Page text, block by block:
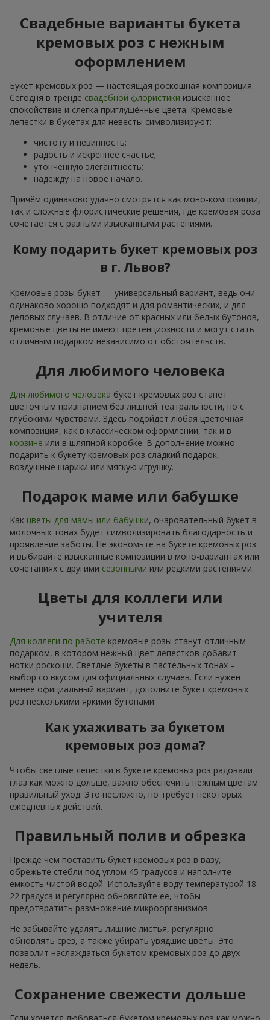
Свадебные варианты букета
кремовых роз с нежным
оформлением
Букет кремовых роз — настоящая роскошная композиция.
Сегодня в тренде свадебной флористики изысканное
спокойствие и слегка приглушённые цвета. Кремовые
лепестки в букетах для невесты символизируют:
чистоту и невинность;
радость и искреннее счастье;
утончённую элегантность;
надежду на новое начало.
Причём одинаково удачно смотрятся как моно-композиции,
так и сложные флористические решения, где кремовая роза
сочетается с разными изысканными растениями.
Кому подарить букет кремовых роз
в г. Львов?
Кремовые розы букет — универсальный вариант, ведь они
одинаково хорошо подходят и для романтических, и для
деловых случаев. В отличие от красных или белых бутонов,
кремовые цветы не имеют претенциозности и могут стать
отличным подарком независимо от обстоятельств.
Для любимого человека
Для любимого человека букет кремовых роз станет
цветочным признанием без лишней театральности, но с
глубокими чувствами. Здесь подойдёт любая цветочная
композиция, как в классическом оформлении, так и в
корзине или в шляпной коробке. В дополнение можно
подарить к букету кремовых роз сладкий подарок,
воздушные шарики или мягкую игрушку.
Подарок маме или бабушке
Как цветы для мамы или бабушки, очаровательный букет в
молочных тонах будет символизировать благодарность и
проявление заботы. Не экономьте на букете кремовых роз
и выбирайте изысканные композиции в моно-вариантах или
сочетаниях с другими сезонными или редкими растениями.
Цветы для коллеги или
учителя
Для коллеги по работе кремовые розы станут отличным
подарком, в котором нежный цвет лепестков добавит
нотки роскоши. Светлые букеты в пастельных тонах –
выбор со вкусом для официальных случаев. Если нужен
менее официальный вариант, дополните букет кремовых
роз несколькими яркими бутонами.
Как ухаживать за букетом
кремовых роз дома?
Чтобы светлые лепестки в букете кремовых роз радовали
глаз как можно дольше, важно обеспечить нежным цветам
правильный уход. Это несложно, но требует некоторых
ежедневных действий.
Правильный полив и обрезка
Прежде чем поставить букет кремовых роз в вазу,
обрежьте стебли под углом 45 градусов и наполните
ёмкость чистой водой. Используйте воду температурой 18-
22 градуса и регулярно обновляйте её, чтобы
предотвратить размножение микроорганизмов.
Не забывайте удалять лишние листья, регулярно
обновлять срез, а также убирать увядшие цветы. Это
позволит наслаждаться букетом кремовых роз до двух
недель.
Сохранение свежести дольше